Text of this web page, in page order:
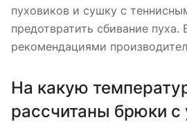
пуховиков и сушку с
предотвратить сбивание пуха.
рекомендациями
На какую
рассчитаны брюки с